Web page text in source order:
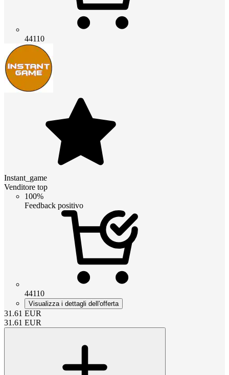
44110
Instant_game
Venditore top
100%
Feedback positivo
44110
Visualizza i dettagli dell'offerta
31.61 EUR
31.61 EUR